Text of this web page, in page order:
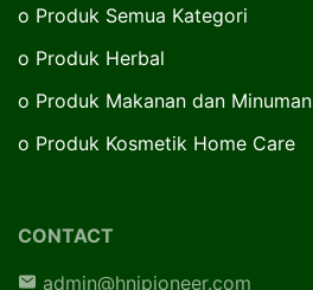
o Produk Semua Kategori
o Produk Herbal
o Produk Makanan dan Minuman
o Produk Kosmetik Home Care
CONTACT
admin@hnipioneer.com